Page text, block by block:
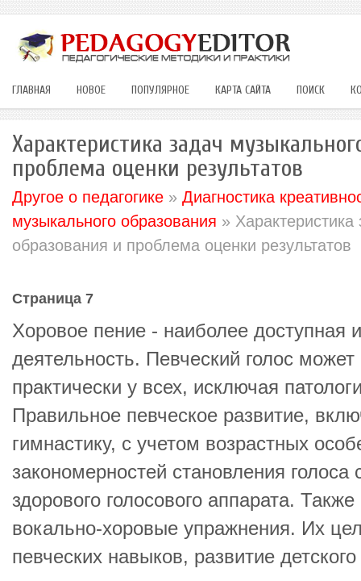
ГЛАВНАЯ НОВОЕ ПОПУЛЯРНОЕ КАРТА САЙТА ПОИСК
Характеристика задач
проблема оценки результатов
Другое о педагогике » Диагностика
музыкального образования »
образования и проблема оценки результатов
Страница 7
Хоровое пение - наиболее доступная
деятельность. Певческий голос
практически у всех, исключая
Правильное певческое развитие,
гимнастику, с учетом возрастных
закономерностей становления голоса
здорового голосового аппарата.
вокально-хоровые упражнения. Их
певческих навыков, развитие детского